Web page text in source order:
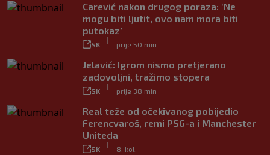
Carević nakon drugog poraza: ‘Ne
mogu biti ljutit, ovo nam mora biti
putokaz’
SK
|
prije 50 min
Jelavić: Igrom nismo pretjerano
zadovoljni, tražimo stopera
SK
|
prije 38 min
Real teže od očekivanog pobijedio
Ferencvaroš, remi PSG-a i Manchester
Uniteda
SK
|
8. kol.